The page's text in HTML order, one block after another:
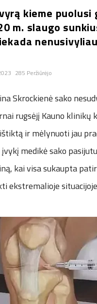
kieme puolusi
m. slaugo
285 Peržiūrėjo
Skrockienė sako
rugsėjį Kauno klinikų
ir mėlynuoti jau
medikė sako
kai visa sukaupta
ekstremalioje